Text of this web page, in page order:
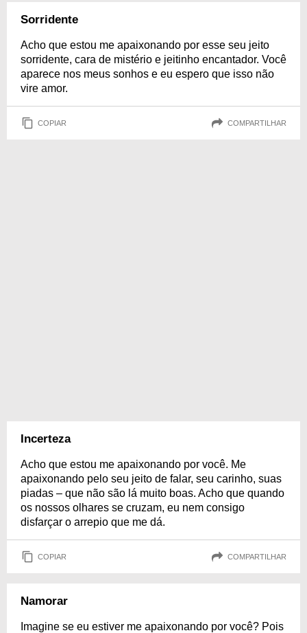
Sorridente
Acho que estou me apaixonando por esse seu jeito
sorridente, cara de mistério e jeitinho encantador. Você
aparece nos meus sonhos e eu espero que isso não
vire amor.
COPIAR COMPARTILHAR
Incerteza
Acho que estou me apaixonando por você. Me
apaixonando pelo seu jeito de falar, seu carinho, suas
piadas – que não são lá muito boas. Acho que quando
os nossos olhares se cruzam, eu nem consigo
disfarçar o arrepio que me dá.
COPIAR COMPARTILHAR
Namorar
Imagine se eu estiver me apaixonando por você? Pois